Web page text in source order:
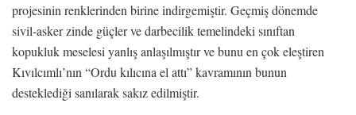
projesinin renklerinden birine indirgemiştir. Geçmiş dönemde
sivil-asker zinde güçler ve darbecilik temelindeki sınıftan
kopukluk meselesi yanlış anlaşılmıştır ve bunu en çok eleştiren
Kıvılcımlı’nın “Ordu kılıcına el attı” kavramının bunun
desteklediği sanılarak sakız edilmiştir.